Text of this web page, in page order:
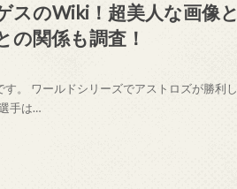
スのWiki！超美人な画像と
の関係も調査！
。 ワールドシリーズでアストロズが勝利し
手は…